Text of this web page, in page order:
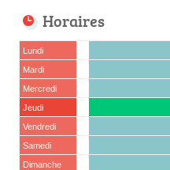
Horaires
Lundi
Mardi
Mercredi
Jeudi
Vendredi
Samedi
Dimanche